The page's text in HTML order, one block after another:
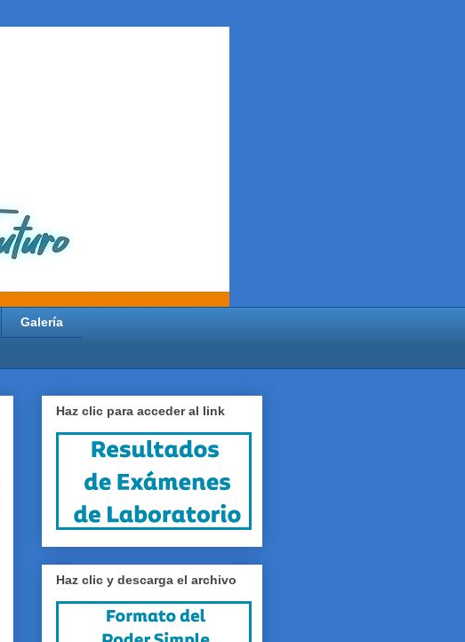
Galería
Haz clic para acceder al link
Haz clic y descarga el archivo